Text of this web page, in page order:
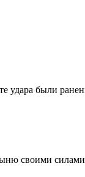
удара были
своими